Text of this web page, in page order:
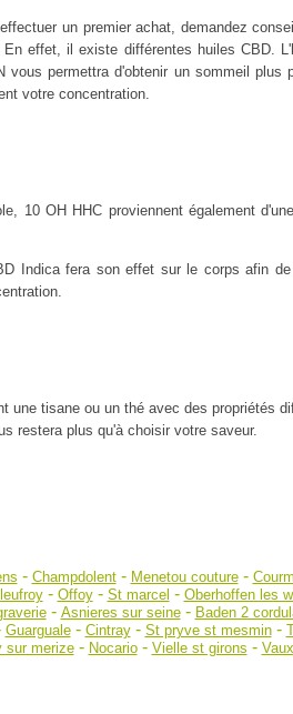
un premier achat, demandez
effet, il existe différentes huiles CBD.
permettra d'obtenir un sommeil plus
votre concentration.
10 OH HHC proviennent également
Indica fera son effet sur le corps afin
une tisane ou un thé avec des propriétés
restera plus qu'à choisir votre saveur.
- Champdolent- Menetou couture-
- Offoy- St marcel - Oberhoffen les
- Asnieres sur seine- Baden 2
Guarguale- Cintray- St pryve st mesmin-
sur merize- Nocario- Vielle st girons -